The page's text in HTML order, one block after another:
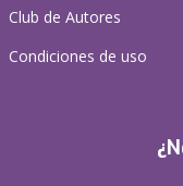
Club de Autores
Condiciones de uso